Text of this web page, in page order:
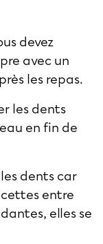
devez
avec un
les repas.
les dents
en fin de
dents car
entre
elles se